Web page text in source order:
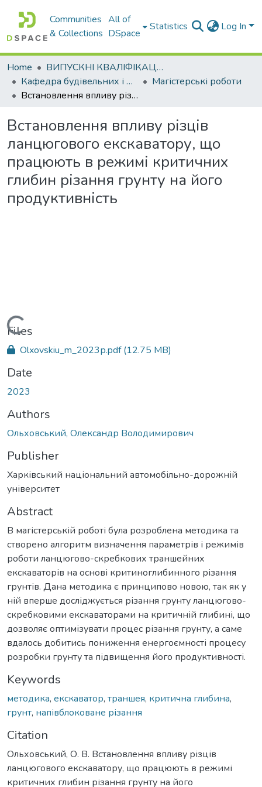
Communities
& Collections
All of
DSpace
Statistics Log In
Home
ВИПУСКНІ КВАЛІФІКАЦІЙНІ РОБОТИ
Кафедра будівельних і дорожніх машин
Магістерські роботи
Встановлення впливу різців ланцюгового екскаватору, що працюють в режимі критичних глибин різання грунту на його продуктивність
Встановлення впливу різців
ланцюгового екскаватору, що
працюють в режимі критичних
глибин різання грунту на його
продуктивність
Loading...
Files
Olxovskiu_m_2023р.pdf(12.75 MB)
Date
2023
Authors
Ольховський, Олександр Володимирович
Publisher
Харківський національний автомобільно-дорожній
університет
Abstract
В магістерській роботі була розроблена методика та
створено алгоритм визначення параметрів і режимів
роботи ланцюгово-скребкових траншейних
екскаваторів на основі критиноглибинного різання
грунтів. Дана методика є принципово новою, так як у
ній вперше досліджується різання грунту ланцюгово-
скребковими екскаваторами на критичній глибині, що
дозволяє оптимізувати процес різання грунту, а саме
вдалось добитись пониження енергоємності процесу
розробки грунту та підвищення його продуктивності.
Keywords
методика, екскаватор, траншея, критична глибина,
грунт, напівблоковане різання
Citation
Ольховський, О. В. Встановлення впливу різців
ланцюгового екскаватору, що працюють в режимі
критичних глибин різання грунту на його